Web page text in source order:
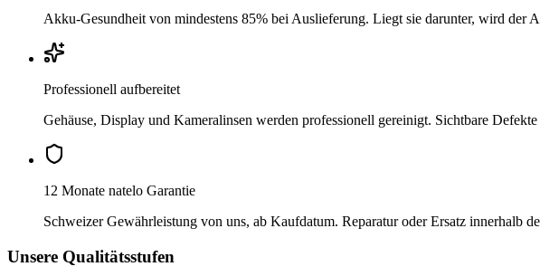
Akku-Gesundheit von mindestens 85% bei Auslieferung. Liegt sie darunter, wird der
Professionell aufbereitet
Gehäuse, Display und Kameralinsen werden professionell gereinigt. Sichtbare
12 Monate natelo Garantie
Schweizer Gewährleistung von uns, ab Kaufdatum. Reparatur oder Ersatz innerhalb
Unsere Qualitätsstufen